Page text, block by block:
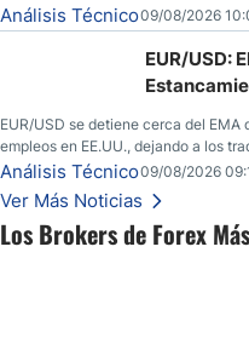
Los Brokers de Forex
Análisis Técnico09/08/2026
EUR/USD:
EUR/USD se detiene cerca del
empleos en EE.UU., dejando a los
ante un fin de semana incierto.
Análisis Técnico09/08/2026
Ver Más Noticias